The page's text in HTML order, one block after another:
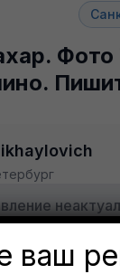
Фото
ваш